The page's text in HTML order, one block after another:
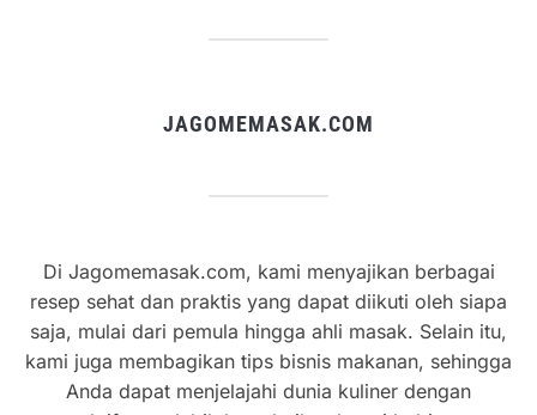
JAGOMEMASAK.COM
Di Jagomemasak.com, kami menyajikan berbagai
resep sehat dan praktis yang dapat diikuti oleh siapa
saja, mulai dari pemula hingga ahli masak. Selain itu,
kami juga membagikan tips bisnis makanan, sehingga
Anda dapat menjelajahi dunia kuliner dengan